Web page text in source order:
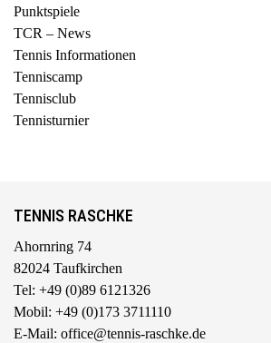
Punktspiele
TCR – News
Tennis Informationen
Tenniscamp
Tennisclub
Tennisturnier
TENNIS RASCHKE
Ahornring 74
82024 Taufkirchen
Tel: +49 (0)89 6121326
Mobil: +49 (0)173 3711110
E-Mail: office@tennis-raschke.de